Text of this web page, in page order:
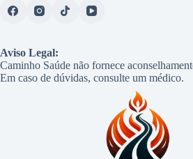
Aviso Legal:
Caminho Saúde não fornece
Em caso de dúvidas, consulte um médico.